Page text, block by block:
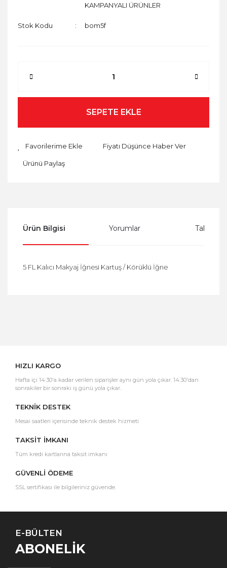
KAMPANYALI ÜRÜNLER
Stok Kodu bom5f
SEPETE EKLE
Fiyatı Düşünce Haber Ver
Ürünü Paylaş
Ürün Bilgisi Yorumlar Taksit
5 FL Kalıcı Makyaj İğnesi Kartuş / Körüklü İğne
HIZLI KARGO
Hafta içi 14:30'a kadar verilen siparişler aynı gün yola çıkar. 14:30'dan
sonrakiler bir sonraki iş günü yola çıkar.
TEKNİK DESTEK
Mesai saatleri içerisinde teknik destek hizmeti
TAKSİT İMKANI
Tüm kredi kartlarına taksit imkanı
GÜVENLİ ÖDEME
SSL sertifikası ile bilgileriniz güvende.
E-BÜLTEN
ABONELİK